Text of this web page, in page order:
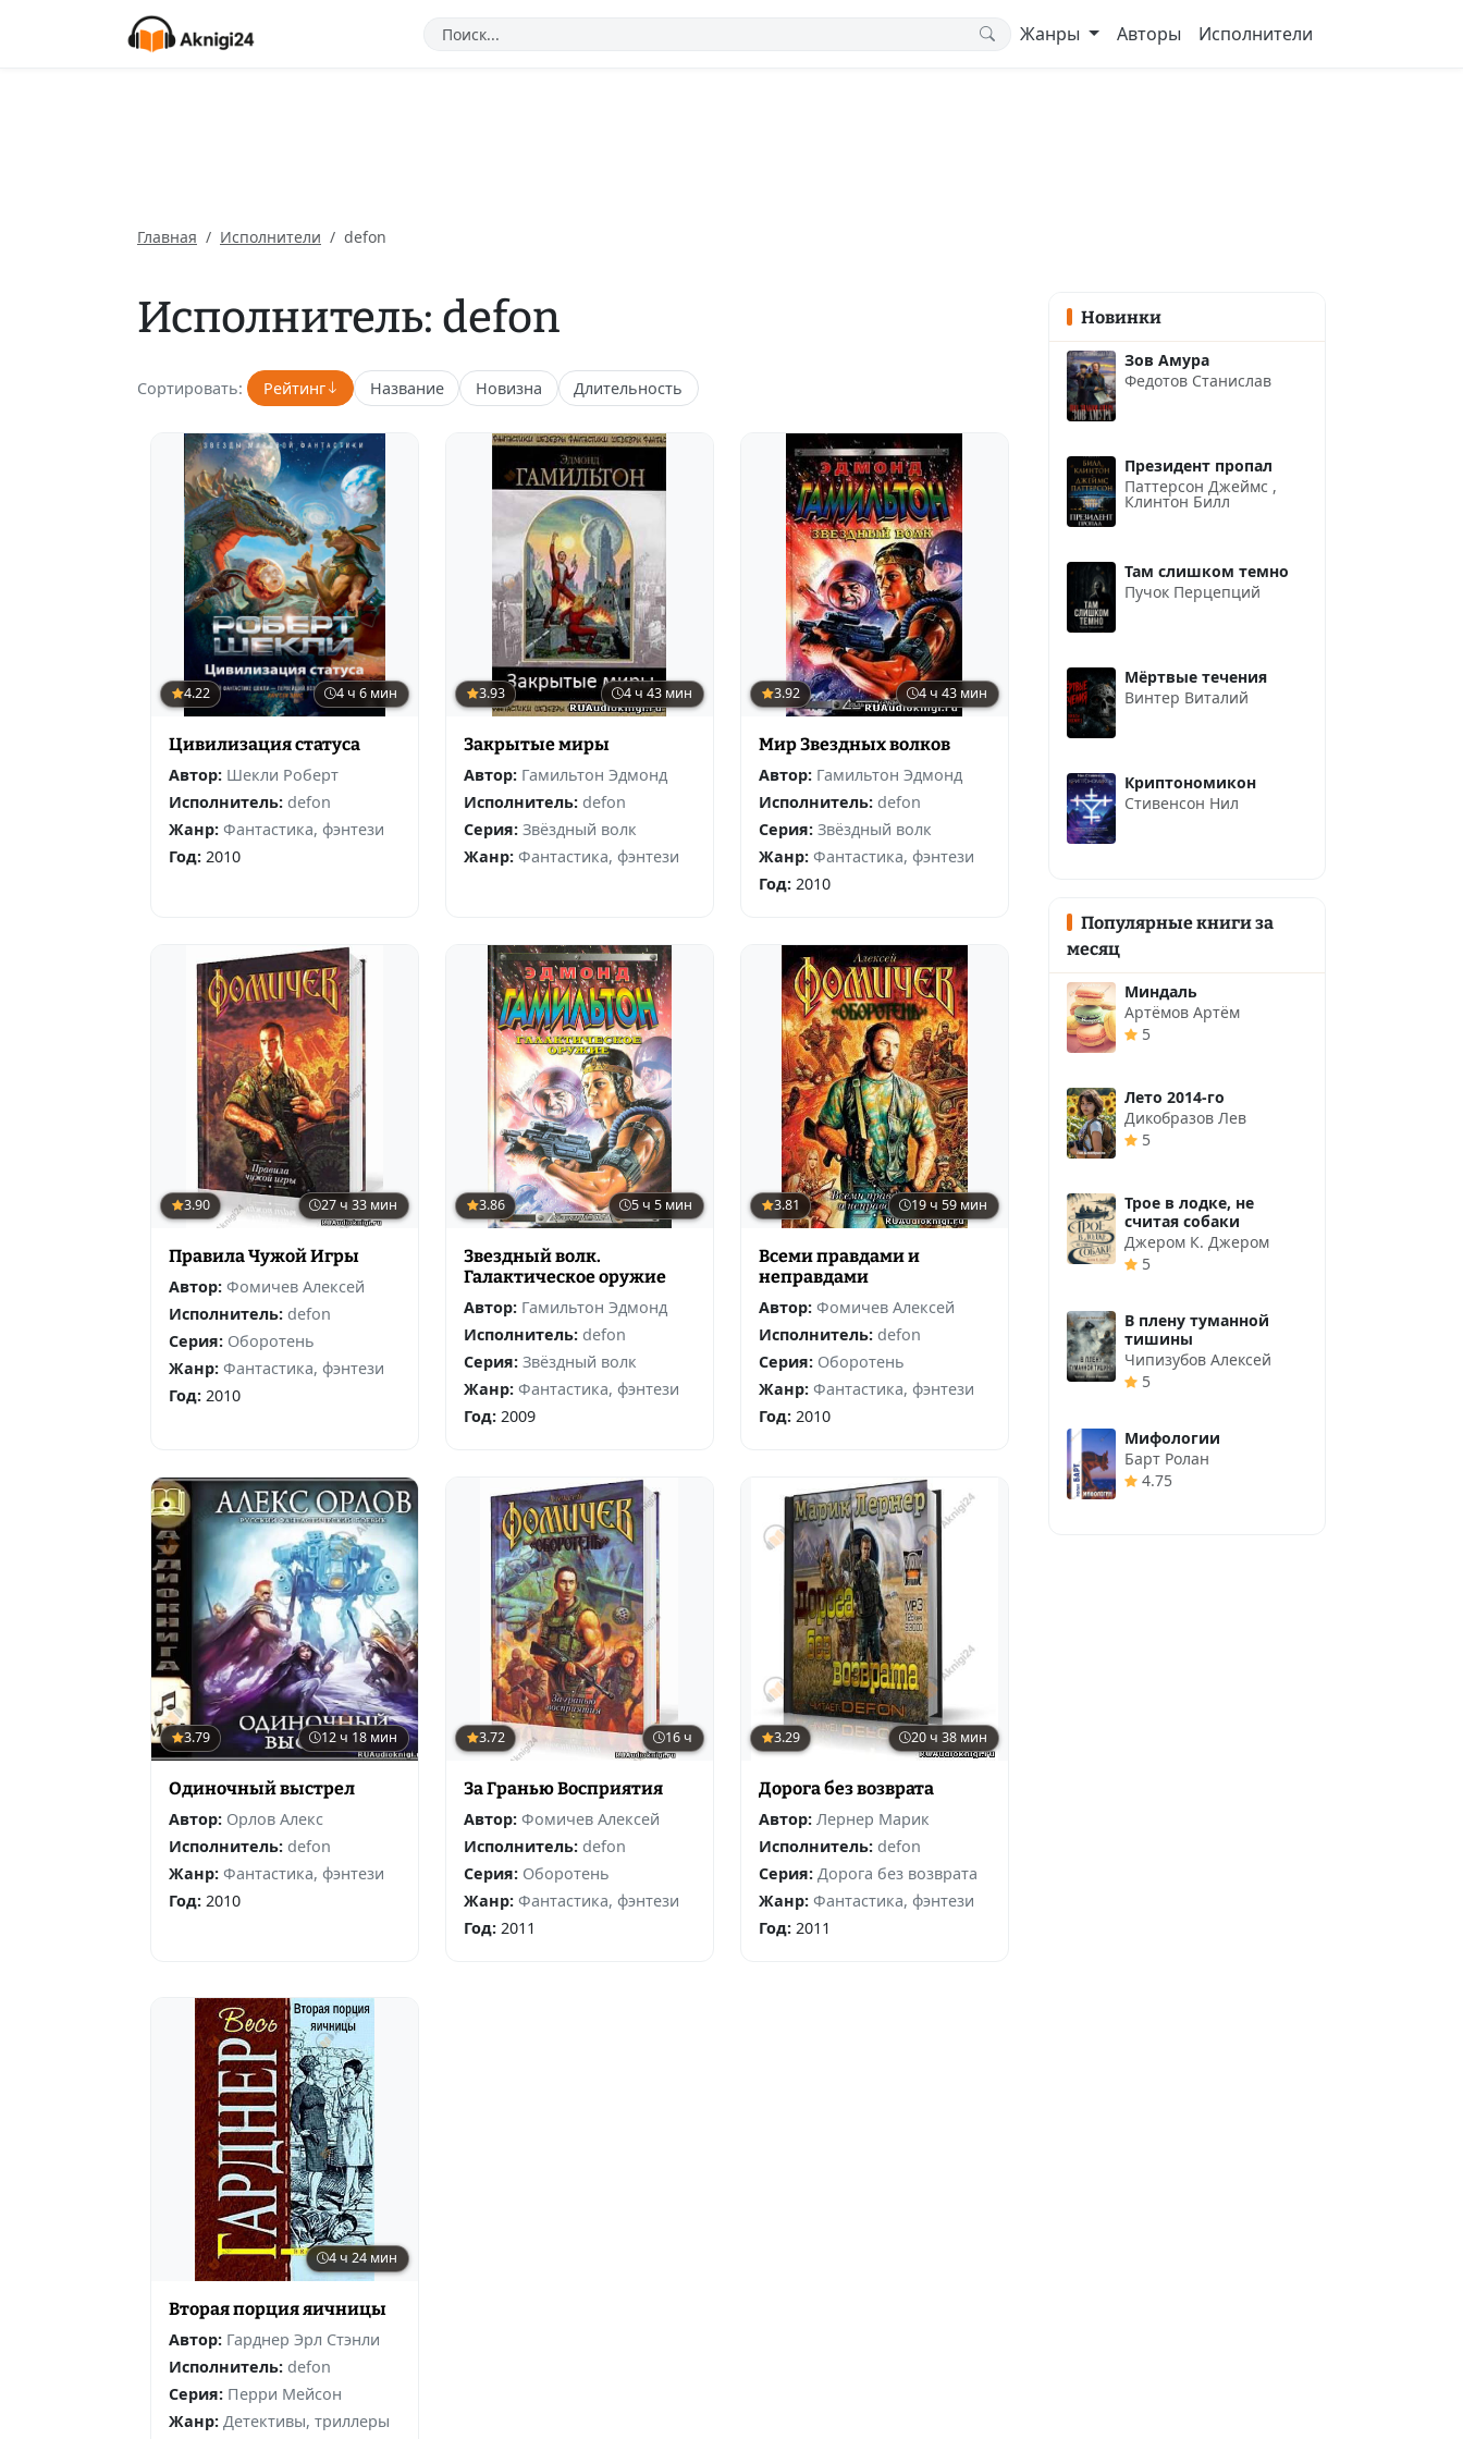
Жанры Авторы Исполнители
Главная Исполнители defon
Исполнитель: defon
Сортировать: Рейтинг Название Новизна Длительность
4.22 4 ч 6 мин
Цивилизация статуса
Автор: Шекли Роберт
Исполнитель: defon
Жанр: Фантастика, фэнтези
Год: 2010
3.93 4 ч 43 мин
Закрытые миры
Автор: Гамильтон Эдмонд
Исполнитель: defon
Серия: Звёздный волк
Жанр: Фантастика, фэнтези
3.92 4 ч 43 мин
Мир Звездных волков
Автор: Гамильтон Эдмонд
Исполнитель: defon
Серия: Звёздный волк
Жанр: Фантастика, фэнтези
Год:2010
3.90 27 ч 33 мин
Правила Чужой Игры
Автор: Фомичев Алексей
Исполнитель: defon
Серия: Оборотень
Жанр: Фантастика, фэнтези
Год: 2010
3.86 5 ч 5 мин
Звездный волк.
Галактическое оружие
Автор: Гамильтон Эдмонд
Исполнитель: defon
Серия: Звёздный волк
Жанр: Фантастика, фэнтези
Год:2009
3.81 19 ч 59 мин
Всеми правдами и
неправдами
Автор: Фомичев Алексей
Исполнитель: defon
Серия: Оборотень
Жанр: Фантастика, фэнтези
Год:2010
3.79 12 ч 18 мин
Одиночный выстрел
Автор: Орлов Алекс
Исполнитель: defon
Жанр: Фантастика, фэнтези
Год: 2010
3.72 16 ч
За Гранью Восприятия
Автор: Фомичев Алексей
Исполнитель: defon
Серия: Оборотень
Жанр: Фантастика, фэнтези
Год:2011
3.29 20 ч 38 мин
Дорога без возврата
Автор: Лернер Марик
Исполнитель: defon
Серия: Дорога без возврата
Жанр: Фантастика, фэнтези
Год:2011
4 ч 24 мин
Вторая порция яичницы
Автор: Гарднер Эрл Стэнли
Исполнитель: defon
Серия: Перри Мейсон
Жанр: Детективы, триллеры
Новинки
Зов Амура
Федотов Станислав
Президент пропал
Паттерсон Джеймс ,
Клинтон Билл
Там слишком темно
Пучок Перцепций
Мёртвые течения
Винтер Виталий
Криптономикон
Стивенсон Нил
Популярные книги за
месяц
Миндаль
Артёмов Артём
5
Лето 2014-го
Дикобразов Лев
5
Трое в лодке, не
считая собаки
Джером К. Джером
5
В плену туманной
тишины
Чипизубов Алексей
5
Мифологии
Барт Ролан
4.75